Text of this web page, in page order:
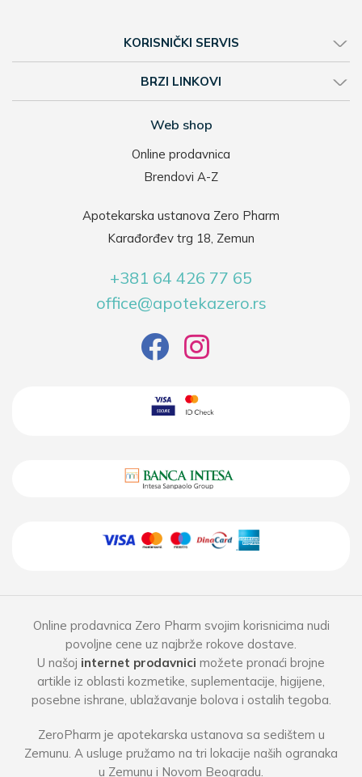
KORISNIČKI SERVIS
BRZI LINKOVI
Web shop
Online prodavnica
Brendovi A-Z
Apotekarska ustanova Zero Pharm
Karađorđev trg 18, Zemun
+381 64 426 77 65
office@apotekazero.rs
Online prodavnica Zero Pharm svojim korisnicima nudi
povoljne cene uz najbrže rokove dostave.
U našoj internet prodavnici možete pronaći brojne
artikle iz oblasti kozmetike, suplementacije, higijene,
posebne ishrane, ublažavanje bolova i ostalih tegoba.
ZeroPharm je apotekarska ustanova sa sedištem u
Zemunu. A usluge pružamo na tri lokacije naših ogranaka
u Zemunu i Novom Beogradu.